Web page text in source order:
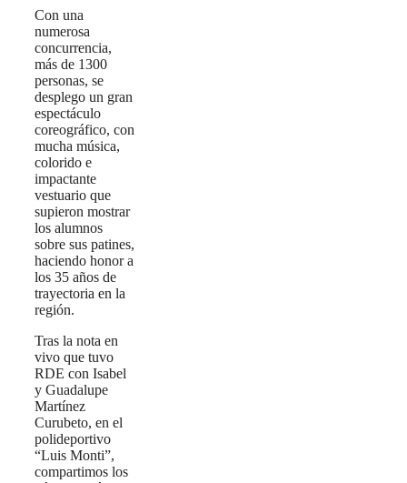
Con una
numerosa
concurrencia,
más de 1300
personas, se
desplego un gran
espectáculo
coreográfico, con
mucha música,
colorido e
impactante
vestuario que
supieron mostrar
los alumnos
sobre sus patines,
haciendo honor a
los 35 años de
trayectoria en la
región.
Tras la nota en
vivo que tuvo
RDE con Isabel
y Guadalupe
Martínez
Curubeto, en el
polideportivo
“Luis Monti”,
compartimos los